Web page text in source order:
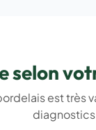
selon
est très
diagnostics